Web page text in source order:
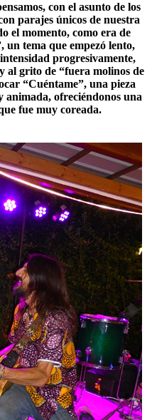
con el asunto de los
parajes únicos de nuestra
el momento, como era de
un tema que empezó lento,
progresivamente,
al grito de “fuera molinos de
“Cuéntame”, una pieza
animada, ofreciéndonos una
fue muy coreada.